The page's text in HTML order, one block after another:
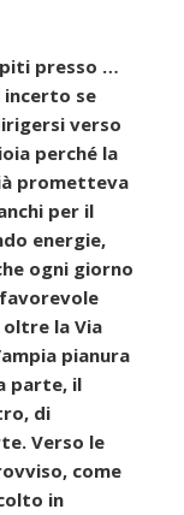
presso …
incerto se
verso
perché la
prometteva
per il
energie,
ogni giorno
oltre la Via
pianura
parte, il
di
Verso le
come
in